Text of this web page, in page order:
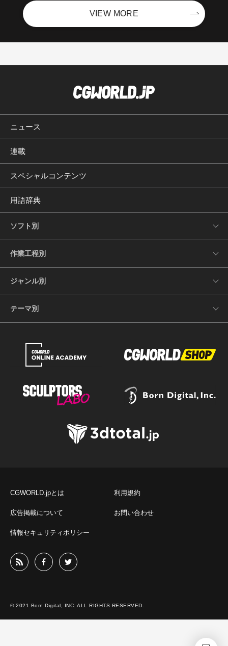
VIEW MORE
ニュース
連載
スペシャルコンテンツ
用語辞典
ソフト別
作業工程別
ジャンル別
テーマ別
CGWORLD.jpとは 利用規約
広告掲載について お問い合わせ
情報セキュリティポリシー
© 2021 Born Digital, INC. ALL RIGHTS RESERVED.